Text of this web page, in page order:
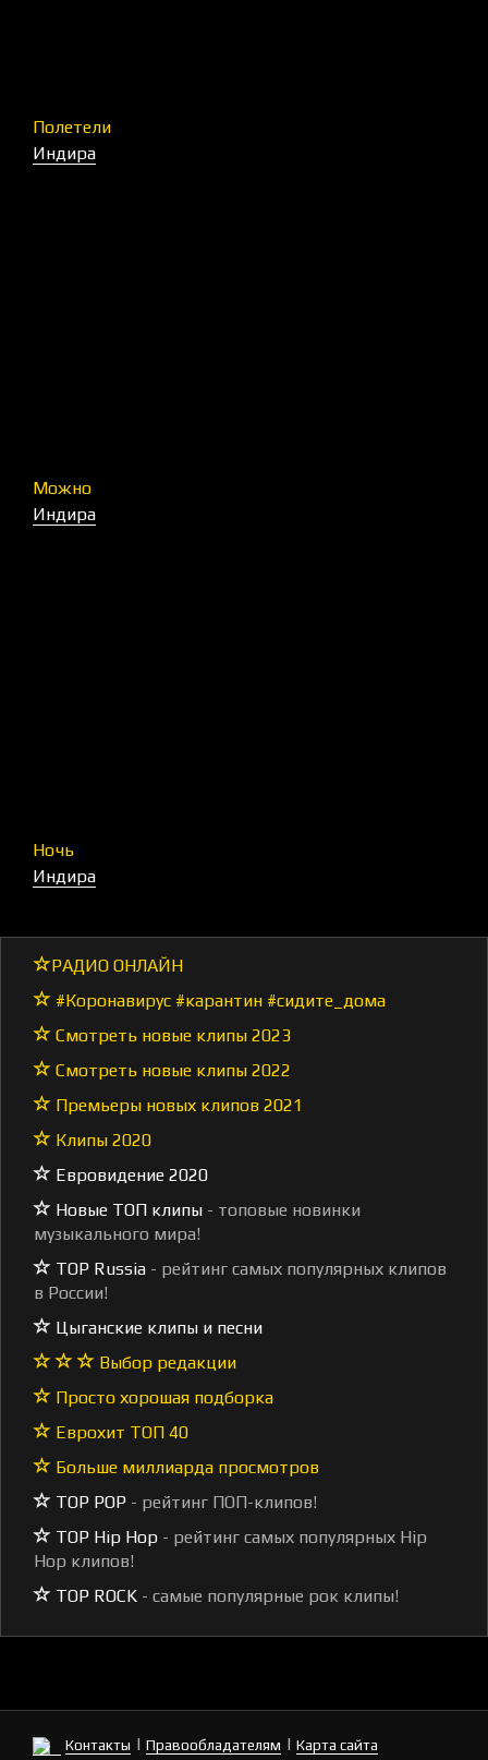
Полетели
Индира
Можно
Индира
Ночь
Индира
РАДИО ОНЛАЙН
#Коронавирус #карантин #сидите_дома
Смотреть новые клипы 2023
Смотреть новые клипы 2022
Премьеры новых клипов 2021
Клипы 2020
Евровидение 2020
Новые ТОП клипы - топовые новинки
музыкального мира!
TOP Russia - рейтинг самых популярных клипов
в России!
Цыганские клипы и песни
Выбор редакции
Просто хорошая подборка
Еврохит ТОП 40
Больше миллиарда просмотров
TOP POP - рейтинг ПОП-клипов!
TOP Hip Hop - рейтинг самых популярных Hip
Hop клипов!
TOP ROCK - самые популярные рок клипы!
Контакты | Правообладателям | Карта сайта